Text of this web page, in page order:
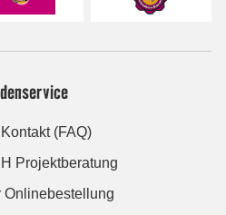
(FAQ)
Projektberatung
Onlinebestellung